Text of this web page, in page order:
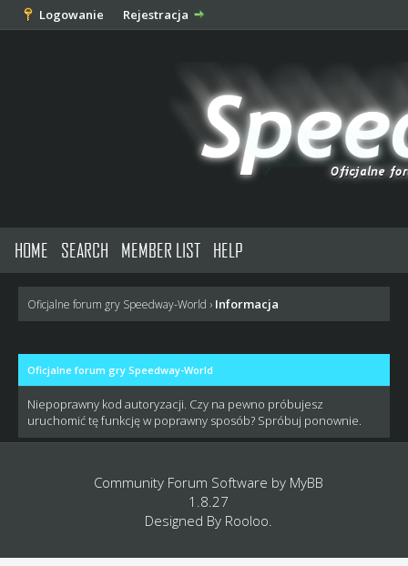
Logowanie Rejestracja
HOME SEARCH MEMBER LIST HELP
Oficjalne forum gry Speedway-World › Informacja
Oficjalne forum gry Speedway-World
Niepoprawny kod autoryzacji. Czy na pewno próbujesz
uruchomić tę funkcję w poprawny sposób? Spróbuj ponownie.
Community Forum Software by MyBB
1.8.27
Designed By Rooloo.